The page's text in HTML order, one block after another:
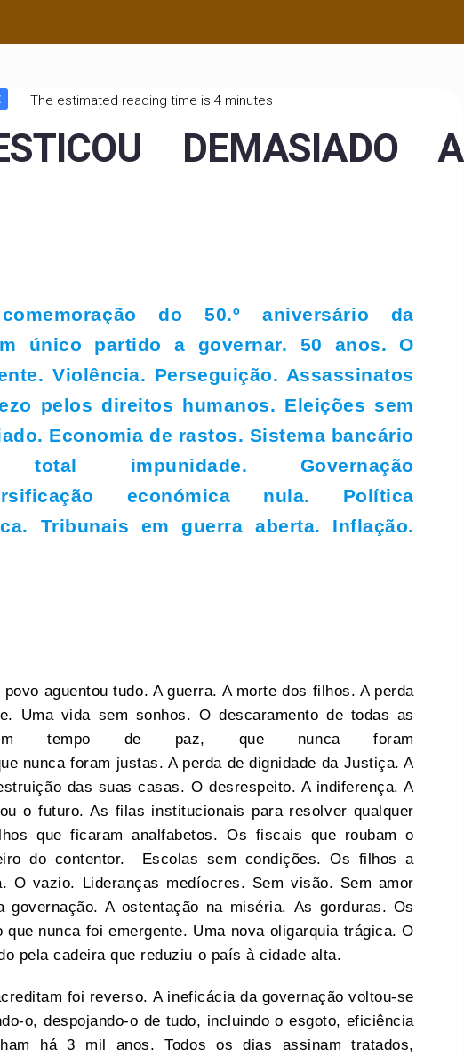
The estimated reading time is 4 minutes
DEMASIADO A
do 50.º aniversário da
único partido a governar. 50 anos. O
Violência. Perseguição. Assassinatos
pelos direitos humanos. Eleições sem
Economia de rastos. Sistema bancário
impunidade. Governação
económica nula. Política
Tribunais em guerra aberta. Inflação.
aguentou tudo. A guerra. A morte dos filhos. A perda
Uma vida sem sonhos. O descaramento de todas as
em tempo de paz, que nunca foram
nunca foram justas. A perda de dignidade da Justiça. A
das suas casas. O desrespeito. A indiferença. A
o futuro. As filas institucionais para resolver qualquer
que ficaram analfabetos. Os fiscais que roubam o
do contentor. Escolas sem condições. Os filhos a
O vazio. Lideranças medíocres. Sem visão. Sem amor
governação. A ostentação na miséria. As gorduras. Os
que nunca foi emergente. Uma nova oligarquia trágica. O
pela cadeira que reduziu o país à cidade alta.
foi reverso. A ineficácia da governação voltou-se
o, despojando-o de tudo, incluindo o esgoto, eficiência
há 3 mil anos. Todos os dias assinam tratados,